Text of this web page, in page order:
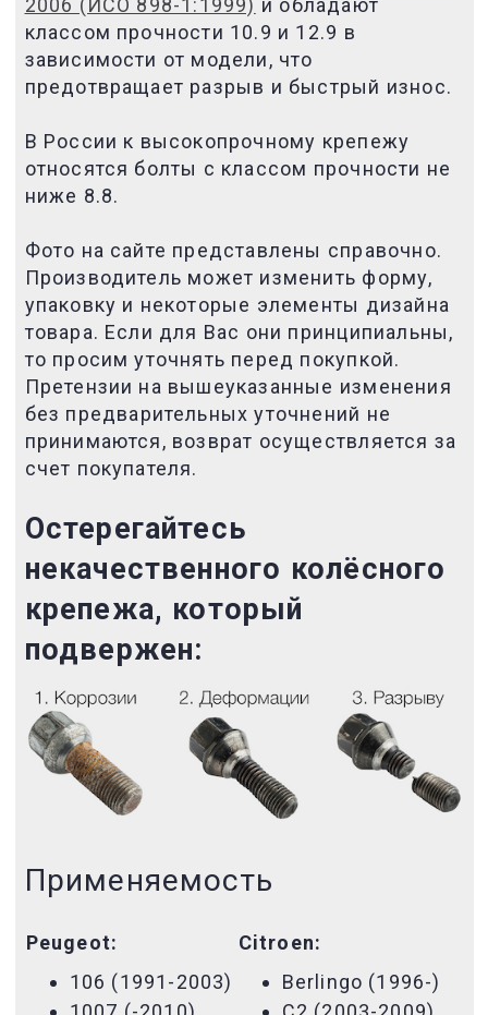
2006 (ИСО 898-1:1999) и обладают
классом прочности 10.9 и 12.9 в
зависимости от модели, что
предотвращает разрыв и быстрый износ.
В России к высокопрочному крепежу
относятся болты с классом прочности не
ниже 8.8.
Фото на сайте представлены справочно.
Производитель может изменить форму,
упаковку и некоторые элементы дизайна
товара. Если для Вас они принципиальны,
то просим уточнять перед покупкой.
Претензии на вышеуказанные изменения
без предварительных уточнений не
принимаются, возврат осуществляется за
счет покупателя.
Остерегайтесь
некачественного колёсного
крепежа, который
подвержен:
Применяемость
Peugeot:
106 (1991-2003)
Citroen:
Berlingo (1996-)